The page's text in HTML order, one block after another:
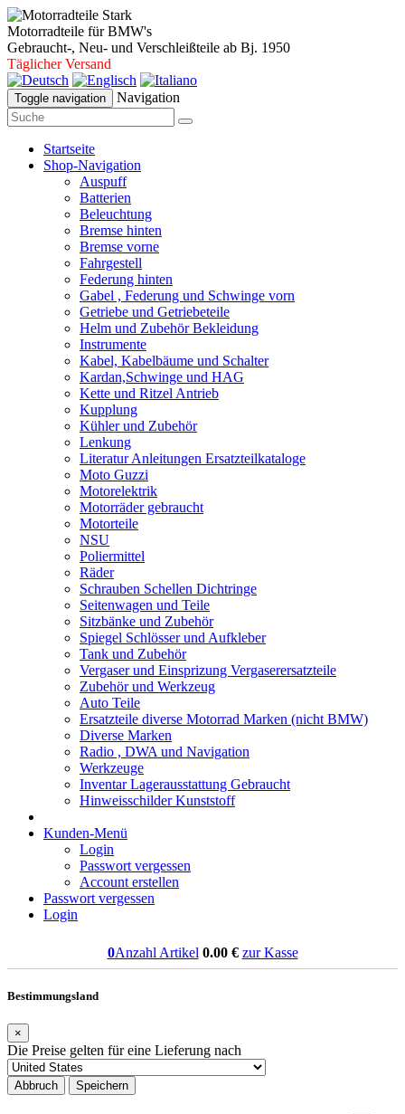
Motorradteile für BMW's
Gebraucht-, Neu- und Verschleißteile ab Bj. 1950
Täglicher Versand
Toggle navigation Navigation
Startseite
Shop-Navigation
Auspuff
Batterien
Beleuchtung
Bremse hinten
Bremse vorne
Fahrgestell
Federung hinten
Gabel , Federung und Schwinge vorn
Getriebe und Getriebeteile
Helm und Zubehör Bekleidung
Instrumente
Kabel, Kabelbäume und Schalter
Kardan,Schwinge und HAG
Kette und Ritzel Antrieb
Kupplung
Kühler und Zubehör
Lenkung
Literatur Anleitungen Ersatzteilkataloge
Moto Guzzi
Motorelektrik
Motorräder gebraucht
Motorteile
NSU
Poliermittel
Räder
Schrauben Schellen Dichtringe
Seitenwagen und Teile
Sitzbänke und Zubehör
Spiegel Schlösser und Aufkleber
Tank und Zubehör
Vergaser und Einsprizung Vergaserersatzteile
Zubehör und Werkzeug
Auto Teile
Ersatzteile diverse Motorrad Marken (nicht BMW)
Diverse Marken
Radio , DWA und Navigation
Werkzeuge
Inventar Lagerausstattung Gebraucht
Hinweisschilder Kunststoff
Kunden-Menü
Login
Passwort vergessen
Account erstellen
Passwort vergessen
Login
0Anzahl Artikel 0.00€ zur Kasse
Bestimmungsland
×
Die Preise gelten für eine Lieferung nach
Abbruch Speichern